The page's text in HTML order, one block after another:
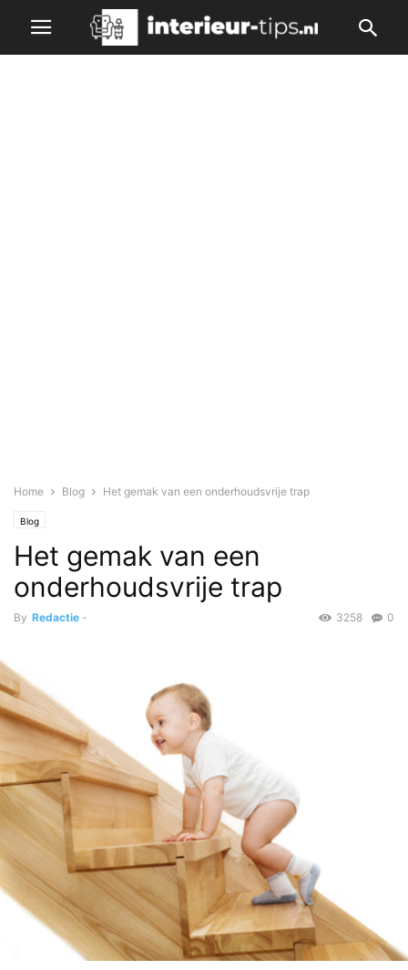
Home Blog Het gemak van een onderhoudsvrije trap
Blog
Het gemak van een
onderhoudsvrije trap
By Redactie - 0
3258